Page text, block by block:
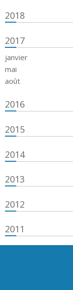
2018
2017
janvier
mai
août
2016
2015
2014
2013
2012
2011